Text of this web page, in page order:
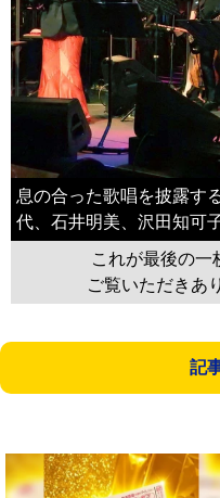
息の合った歌唱を披露す
代、石井明美、沢田知可
これが最後の一
ご覧いただきあ
記